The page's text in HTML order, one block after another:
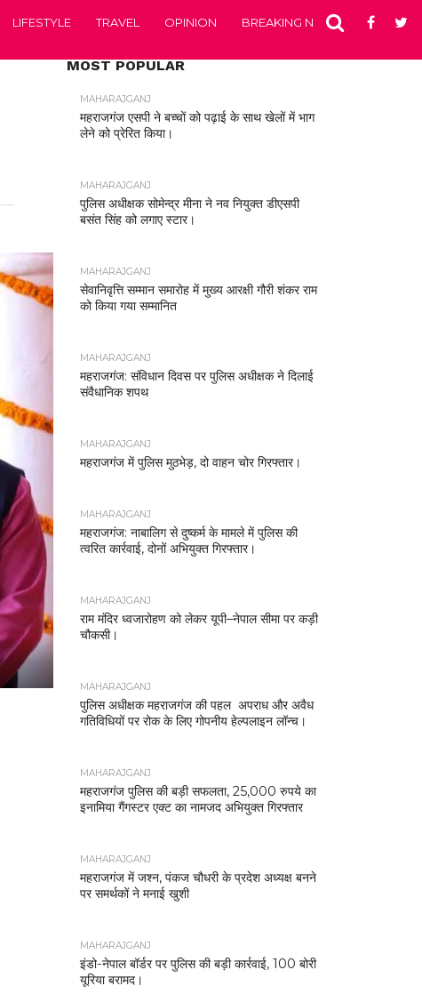
LIFESTYLE TRAVEL OPINION BREAKING NEWS
MOST POPULAR
MAHARAJGANJ
महराजगंज एसपी ने बच्चों को पढ़ाई के साथ खेलों में भाग
लेने को प्रेरित किया।
MAHARAJGANJ
पुलिस अधीक्षक सोमेन्द्र मीना ने नव नियुक्त डीएसपी
बसंत सिंह को लगाए स्टार।
MAHARAJGANJ
सेवानिवृत्ति सम्मान समारोह में मुख्य आरक्षी गौरी शंकर राम
को किया गया सम्मानित
MAHARAJGANJ
महराजगंज: संविधान दिवस पर पुलिस अधीक्षक ने दिलाई
संवैधानिक शपथ
MAHARAJGANJ
महराजगंज में पुलिस मुठभेड़, दो वाहन चोर गिरफ्तार।
MAHARAJGANJ
महराजगंज: नाबालिग से दुष्कर्म के मामले में पुलिस की
त्वरित कार्रवाई, दोनों अभियुक्त गिरफ्तार।
MAHARAJGANJ
राम मंदिर ध्वजारोहण को लेकर यूपी–नेपाल सीमा पर कड़ी
चौकसी।
MAHARAJGANJ
पुलिस अधीक्षक महराजगंज की पहल अपराध और अवैध
गतिविधियों पर रोक के लिए गोपनीय हेल्पलाइन लॉन्च।
MAHARAJGANJ
महराजगंज पुलिस की बड़ी सफलता, 25,000 रुपये का
इनामिया गैंगस्टर एक्ट का नामजद अभियुक्त गिरफ्तार
MAHARAJGANJ
महराजगंज में जश्न, पंकज चौधरी के प्रदेश अध्यक्ष बनने
पर समर्थकों ने मनाई खुशी
MAHARAJGANJ
इंडो-नेपाल बॉर्डर पर पुलिस की बड़ी कार्रवाई, 100 बोरी
यूरिया बरामद।